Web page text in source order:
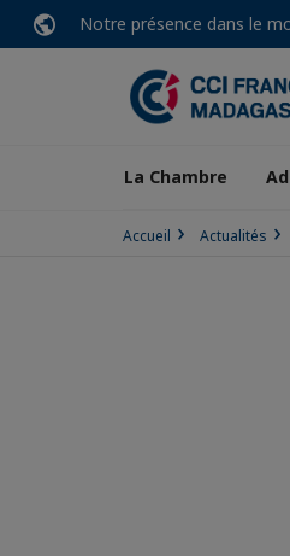
Notre présence dans le
La Chambre
Accueil Actualités